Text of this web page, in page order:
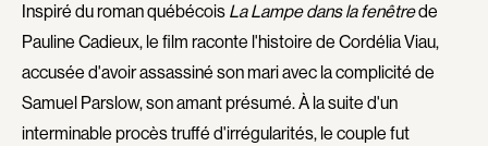
Blatt Jeffrey
Blouin François
Bohdanowicz Sofia
Boisvert Simon
Boivin Patrick
Bolduc Nicolas
Inspiré du roman québécois La Lampe dans la fenêtrede
Pauline Cadieux, le film raconte l'histoire de Cordélia Viau,
accusée d'avoir assassiné son mari avec la complicité de
Samuel Parslow, son amant présumé. À la suite d'un
interminable procès truffé d'irrégularités, le couple fut